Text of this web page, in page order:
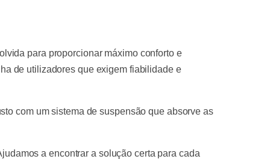
para proporcionar máximo conforto e
de utilizadores que exigem fiabilidade e
com um sistema de suspensão que absorve as
a encontrar a solução certa para cada